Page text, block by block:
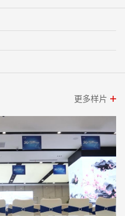
更多样片